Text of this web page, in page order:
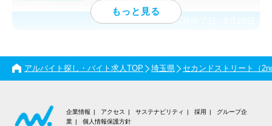
応募終了日：
アルバイト探し・バイト求人TOP 埼玉県 セカンドストリート（
企業情報 アクセス サステナビリティ 採用
グループ企
業
個人情報保護方針